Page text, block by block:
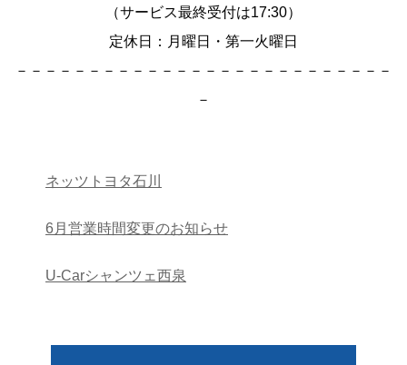
（サービス最終受付は17:30）
定休日：月曜日・第一火曜日
－－－－－－－－－－－－－－－－－－－－－－－－－－
－
ネッツトヨタ石川
6月営業時間変更のお知らせ
U-Carシャンツェ西泉